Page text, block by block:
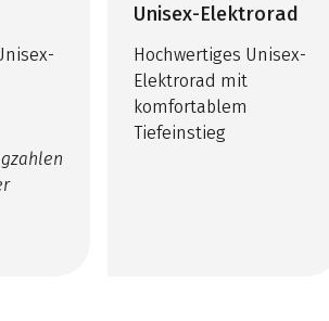
Unisex-Elektrorad
Hochwertiges Unisex-
Elektrorad mit
komfortablem
Tiefeinstieg